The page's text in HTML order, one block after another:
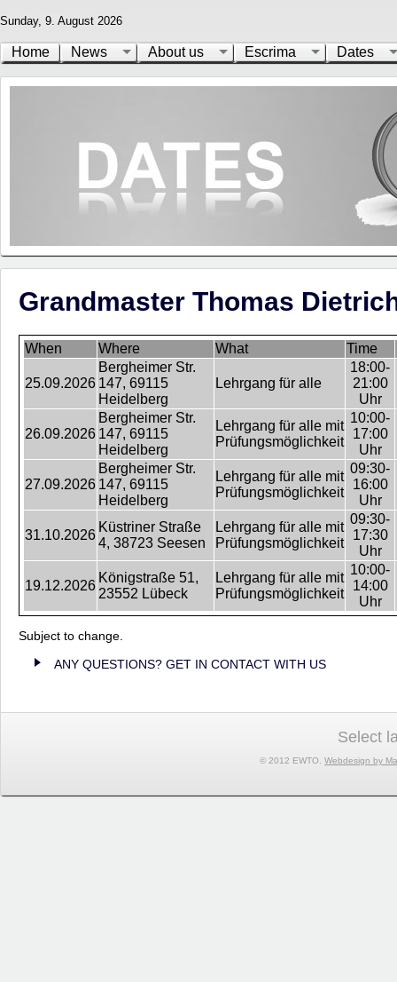
Sunday, 9. August 2026
Home News About us Escrima Dates
Grandmaster Thomas
When Where What Time
25.09.2026
Bergheimer Str.
147, 69115
Heidelberg
Lehrgang für alle
18:00-
21:00
Uhr
26.09.2026
Bergheimer Str.
147, 69115
Heidelberg
Lehrgang für alle mit
Prüfungsmöglichkeit
10:00-
17:00
Uhr
27.09.2026
Bergheimer Str.
147, 69115
Heidelberg
Lehrgang für alle mit
Prüfungsmöglichkeit
09:30-
16:00
Uhr
31.10.2026
Küstriner Straße
4, 38723 Seesen
Lehrgang für alle mit
Prüfungsmöglichkeit
09:30-
17:30
Uhr
19.12.2026
Königstraße 51,
23552 Lübeck
Lehrgang für alle mit
Prüfungsmöglichkeit
10:00-
14:00
Uhr
Subject to change.
ANY QUESTIONS? GET IN CONTACT WITH US
Select
© 2012 EWTO. Webdesign by